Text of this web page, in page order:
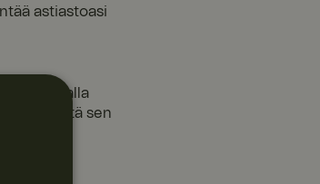
astiastoasi
voit lisätä sen